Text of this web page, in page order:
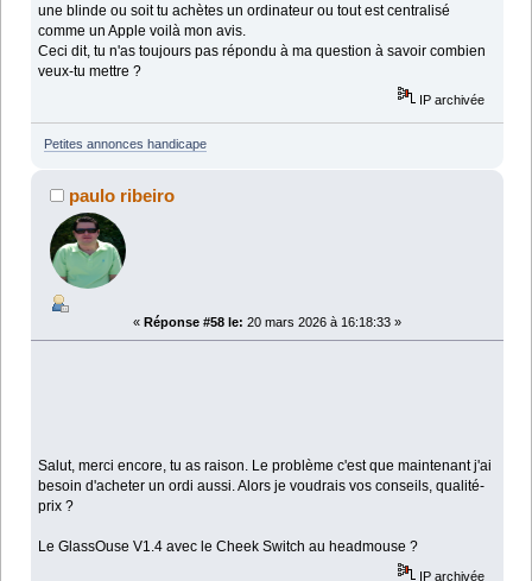
une blinde ou soit tu achètes un ordinateur ou tout est centralisé
comme un Apple voilà mon avis.
Ceci dit, tu n'as toujours pas répondu à ma question à savoir combien
veux-tu mettre ?
IP archivée
Petites annonces handicape
paulo ribeiro
« Réponse #58 le: 20 mars 2026 à 16:18:33 »
Salut, merci encore, tu as raison. Le problème c'est que maintenant j'ai
besoin d'acheter un ordi aussi. Alors je voudrais vos conseils, qualité-
prix ?
Le GlassOuse V1.4 avec le Cheek Switch au headmouse ?
IP archivée